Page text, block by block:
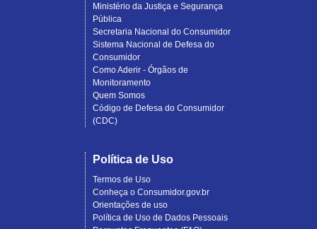
Ministério da Justiça e Segurança
Pública
Secretaria Nacional do Consumidor
Sistema Nacional de Defesa do
Consumidor
Como Aderir - Órgãos de
Monitoramento
Quem Somos
Código de Defesa do Consumidor
(CDC)
Política de Uso
Termos de Uso
Conheça o Consumidor.gov.br
Orientações de uso
Política de Uso de Dados Pessoais